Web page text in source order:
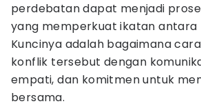
perdebatan dapat menjadi
yang memperkuat ikatan antara
Kuncinya adalah bagaimana
konflik tersebut dengan
empati, dan komitmen untuk
bersama.